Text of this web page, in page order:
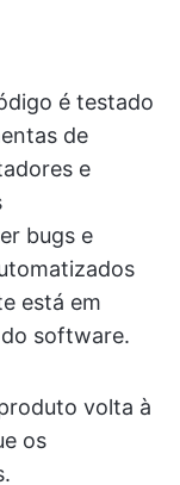
é testado
de
e
bugs e
está em
software.
volta à
os